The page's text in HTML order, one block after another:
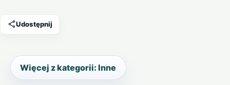
Udostępnij
Więcej z kategorii: Inne